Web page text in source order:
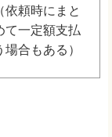
（依頼時にまと
て一定額支払
場合もある）